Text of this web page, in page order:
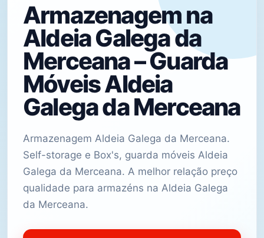
Armazenagem na
Aldeia Galega da
Merceana – Guarda
Móveis Aldeia
Galega da Merceana
Armazenagem Aldeia Galega da Merceana.
Self-storage e Box's, guarda móveis Aldeia
Galega da Merceana. A melhor relação preço
qualidade para armazéns na Aldeia Galega
da Merceana.